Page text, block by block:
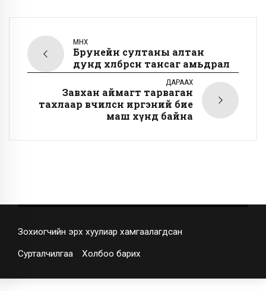
ӨМНӨХ
Брунейн султаны алтан
дунд хөлбөрсөн тансаг амьдрал
ДАРААХ
Завхан аймагт тарваган
тахлаар өвчилсөн иргэний бие
маш хүнд байна
Зохиогчийн эрх хуулиар хамгаалагдсан
Сурталчилгаа Холбоо барих